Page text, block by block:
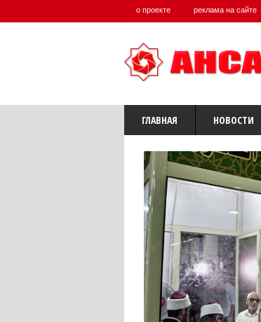
о проекте реклама на сайте
ГЛАВНАЯ НОВОСТИ